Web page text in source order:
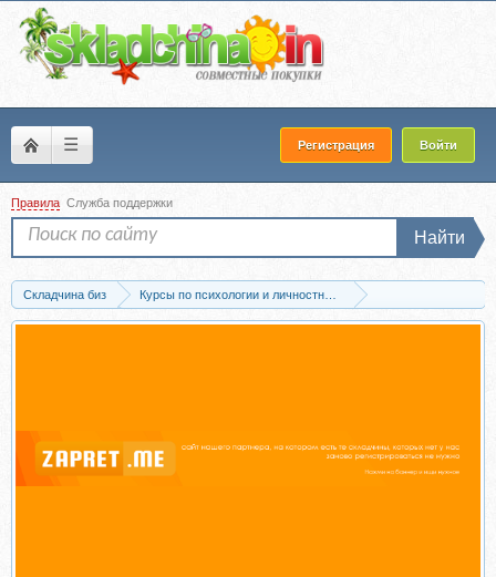
☰ Регистрация Войти
Правила Служба поддержки
Найти
Складчина биз
Курсы по психологии и личностному развитию
Проф.психология и психотерапия
Скачать Мозг и счастье. Загадки